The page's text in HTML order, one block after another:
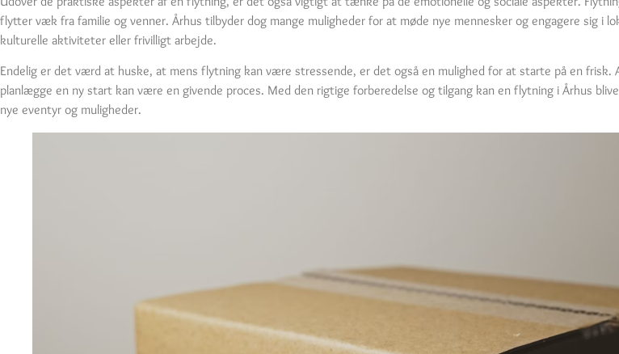
flytter væk fra familie og venner. Århus tilbyder dog mange muligheder for at møde nye mennesker og engagere sig i
kulturelle aktiviteter eller frivilligt arbejde.
Endelig er det værd at huske, at mens flytning kan være stressende, er det også en mulighed for at starte på en frisk.
planlægge en ny start kan være en givende proces. Med den rigtige forberedelse og tilgang kan en flytning i Århus
nye eventyr og muligheder.